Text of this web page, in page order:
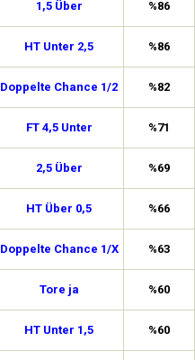
1,5 Über %86
HT Unter 2,5 %86
Doppelte Chance 1/2 %82
FT 4,5 Unter %71
2,5 Über %69
HT Über 0,5 %66
Doppelte Chance 1/X %63
Tore ja %60
HT Unter 1,5 %60